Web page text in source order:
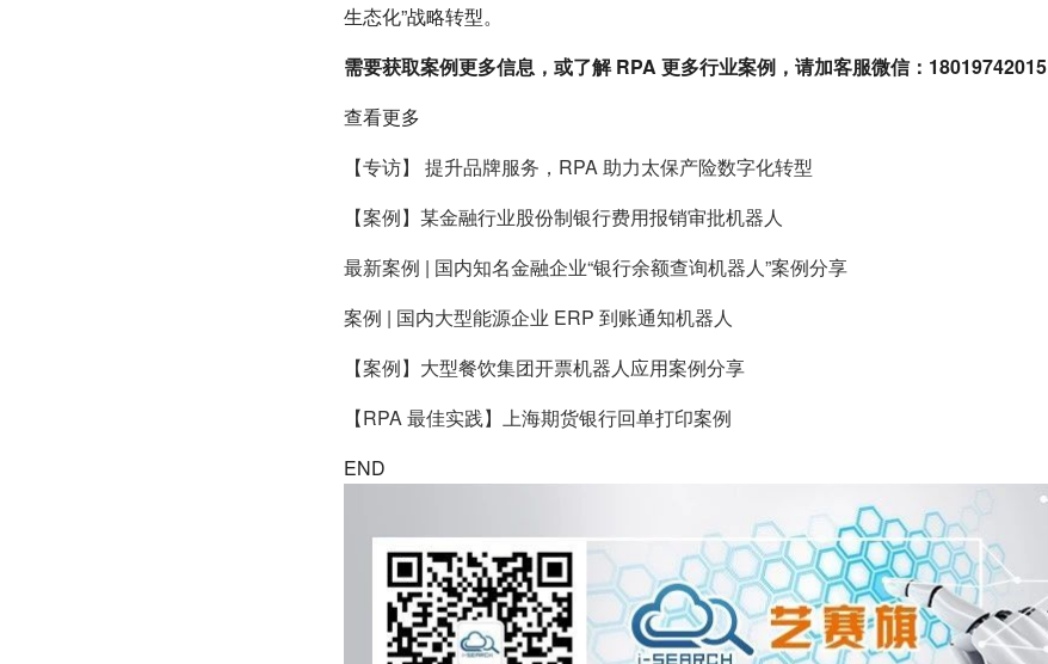
生态化”战略转型。
需要获取案例更多信息，或了解 RPA 更多行业案例，请加客服微信：18019742015
查看更多
【专访】 提升品牌服务，RPA 助力太保产险数字化转型
【案例】某金融行业股份制银行费用报销审批机器人
最新案例 | 国内知名金融企业“银行余额查询机器人”案例分享
案例 | 国内大型能源企业 ERP 到账通知机器人
【案例】大型餐饮集团开票机器人应用案例分享
【RPA 最佳实践】上海期货银行回单打印案例
END